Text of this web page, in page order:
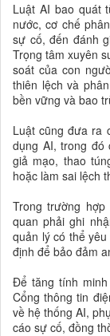
Luật AI bao quát
nước, cơ chế
sự cố, đến đánh
Trọng tâm xuyên
soát của con
thiên lệch và
bền vững và bao
Luật cũng đưa ra
dụng AI, trong
giả mạo, thao
hoặc làm sai lệch
Trong trường
quan phải ghi
quản lý có thể
định để bảo đảm
Để tăng tính
Cổng thông tin
về hệ thống AI,
cáo sự cố, đồng